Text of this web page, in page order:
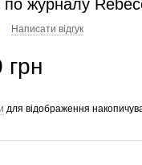
журналу
Написати відгук
грн
для відображення